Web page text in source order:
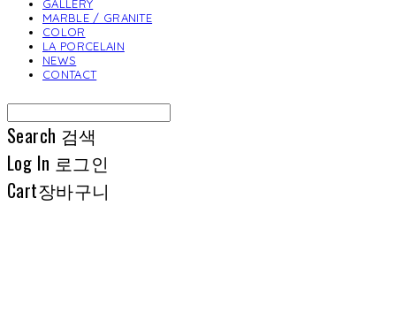
GALLERY
MARBLE / GRANITE
COLOR
LA PORCELAIN
NEWS
CONTACT
Search 검색
Log In 로그인
Cart장바구니